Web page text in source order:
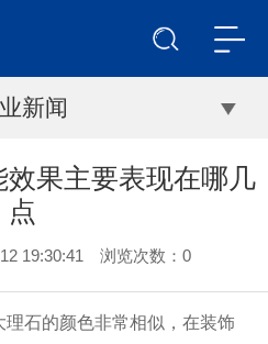
新闻
果主要表现在哪几
点
19:30:41 浏览次数： 0
理石的颜色非常相似，在装饰